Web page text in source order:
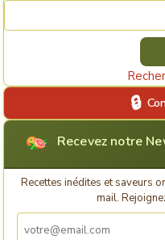
Recevez notre
Recettes inédites et saveurs
mail.